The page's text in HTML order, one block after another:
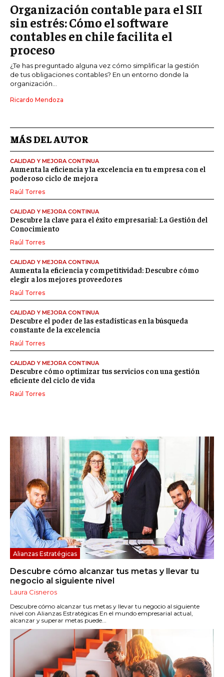
Alianzas Estratégicas
Descubre cómo alcanzar tus metas y llevar tu
negocio al siguiente nivel
Laura Cisneros
Descubre cómo alcanzar tus metas y llevar tu negocio al siguiente
nivel con Alianzas Estratégicas En el mundo empresarial actual,
alcanzar y superar metas puede...
Organización contable para el SII
sin estrés: Cómo el software
contables en chile facilita el
proceso
¿Te has preguntado alguna vez cómo simplificar la gestión
de tus obligaciones contables? En un entorno donde la
organización...
Ricardo Mendoza
MÁS DEL AUTOR
CALIDAD Y MEJORA CONTINUA
Aumenta la eficiencia y la excelencia en tu empresa con el
poderoso ciclo de mejora
Raúl Torres
CALIDAD Y MEJORA CONTINUA
Descubre la clave para el éxito empresarial: La Gestión del
Conocimiento
Raúl Torres
CALIDAD Y MEJORA CONTINUA
Aumenta la eficiencia y competitividad: Descubre cómo
elegir a los mejores proveedores
Raúl Torres
CALIDAD Y MEJORA CONTINUA
Descubre el poder de las estadísticas en la búsqueda
constante de la excelencia
Raúl Torres
CALIDAD Y MEJORA CONTINUA
Descubre cómo optimizar tus servicios con una gestión
eficiente del ciclo de vida
Raúl Torres